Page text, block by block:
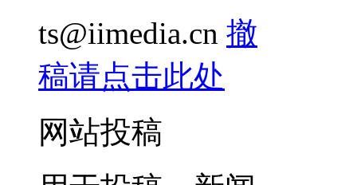
ts@iimedia.cn 撤
稿请点击此处
网站投稿